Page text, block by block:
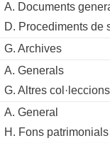
A. Documents
D. Procediments de
G. Archives
A. Generals
G. Altres
A. General
H. Fons patrimonials